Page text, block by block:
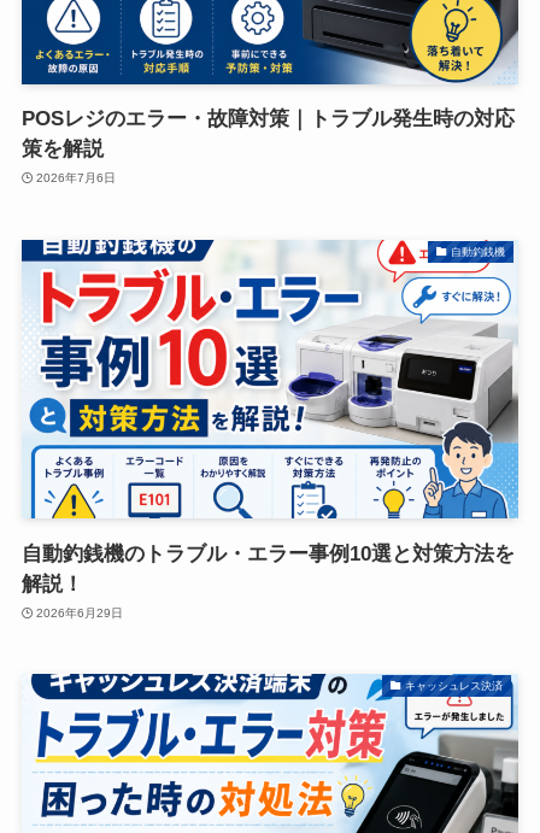
POSレジのエラー・故障対策｜トラブル発生時の対応
策を解説
2026年7月6日
自動釣銭機
自動釣銭機のトラブル・エラー事例10選と対策方法を
解説！
2026年6月29日
キャッシュレス決済